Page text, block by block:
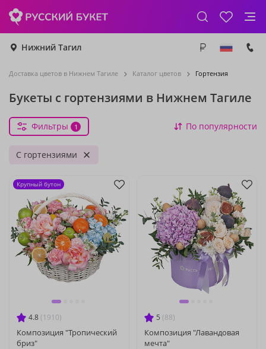
Нижний Тагил
Доставка цветов в Нижнем Тагиле Каталог цветов Гортензия
Букеты с гортензиями в Нижнем Тагиле
Фильтры 1 По популярности
С гортензиями
4.8 (1910)
Композиция "Тропический
бриз"
Крупный бутон
5 (88)
Композиция "Лавандовая
мечта"